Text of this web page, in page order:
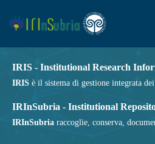
IRIS - Institutional Research
IRIS è il sistema di gestione integrata
IRInSubria - Institutional
IRInSubria raccoglie, conserva,